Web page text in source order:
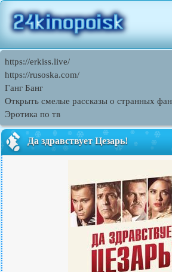
https://erkiss.live/
https://rusoska.com/
Ганг Банг
Открыть смелые рассказы о странных
Эротика по тв
Да здравствует Цезарь!